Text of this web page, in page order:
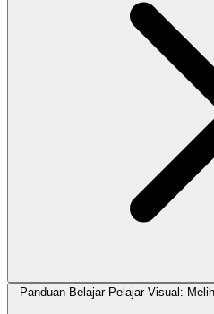
Panduan Belajar Pelajar Visual: